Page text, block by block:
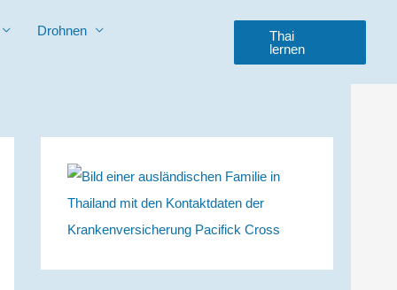
Drohnen
Thai
lernen